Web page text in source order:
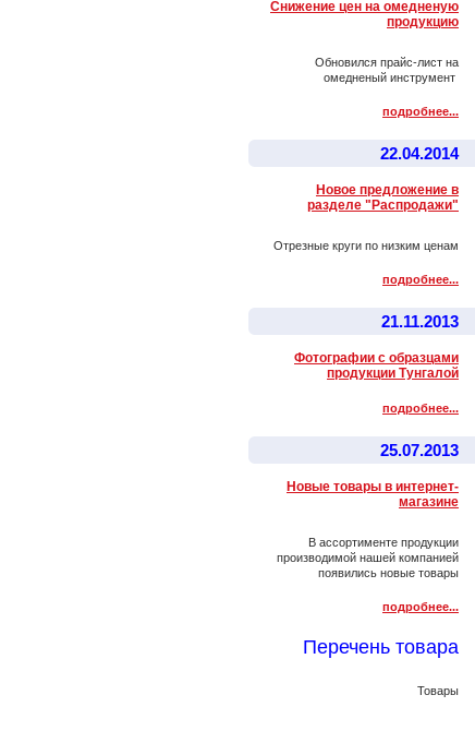
Снижение цен на омедненую
продукцию
Обновился прайс-лист на
омедненый инструмент
подробнее...
22.04.2014
Новое предложение в
разделе "Распродажи"
Отрезные круги по низким ценам
подробнее...
21.11.2013
Фотографии с образцами
продукции Тунгалой
подробнее...
25.07.2013
Новые товары в интернет-
магазине
В ассортименте продукции
производимой нашей компанией
появились новые товары
подробнее...
Перечень товара
Товары